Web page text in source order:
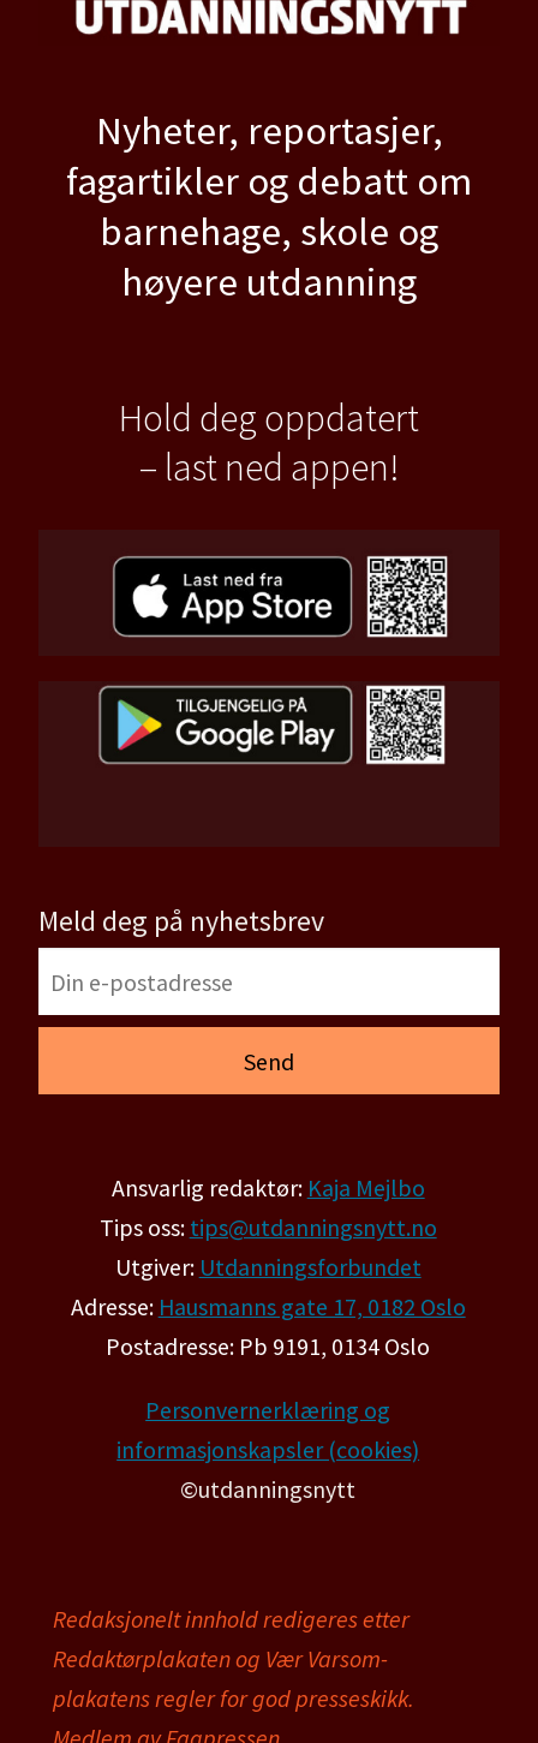
Nyheter, reportasjer,
fagartikler og debatt om
barnehage, skole og
høyere utdanning
Hold deg oppdatert
– last ned appen!
Meld deg på nyhetsbrev
Ansvarlig redaktør: Kaja Mejlbo
Tips oss: tips@utdanningsnytt.no
Utgiver: Utdanningsforbundet
Adresse: Hausmanns gate 17, 0182 Oslo
Postadresse: Pb 9191, 0134 Oslo
Personvernerklæring og
informasjonskapsler (cookies)
©utdanningsnytt
Redaksjonelt innhold redigeres etter
Redaktørplakaten og Vær Varsom-
plakatens regler for god presseskikk.